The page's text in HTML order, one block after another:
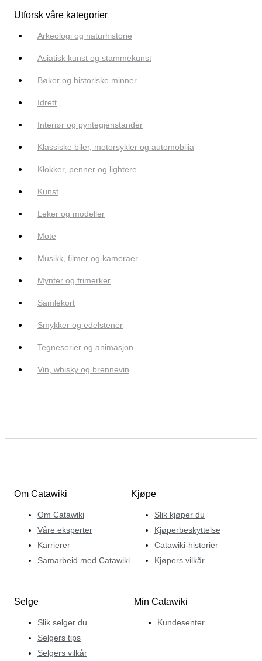
Utforsk våre kategorier
Arkeologi og naturhistorie
Asiatisk kunst og stammekunst
Bøker og historiske minner
Idrett
Interiør og pyntegjenstander
Klassiske biler, motorsykler og automobilia
Klokker, penner og lightere
Kunst
Leker og modeller
Mote
Musikk, filmer og kameraer
Mynter og frimerker
Samlekort
Smykker og edelstener
Tegneserier og animasjon
Vin, whisky og brennevin
Om Catawiki
Om Catawiki
Våre eksperter
Karrierer
Samarbeid med Catawiki
Kjøpe
Slik kjøper du
Kjøperbeskyttelse
Catawiki-historier
Kjøpers vilkår
Selge
Slik selger du
Selgers tips
Selgers vilkår
Min Catawiki
Kundesenter